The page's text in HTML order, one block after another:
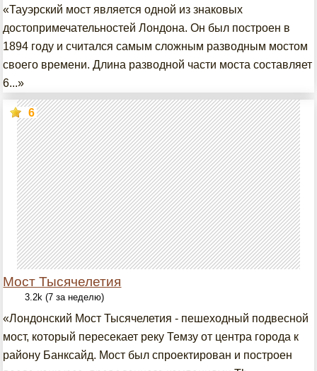
«Тауэрский мост является одной из знаковых
достопримечательностей Лондона. Он был построен в
1894 году и считался самым сложным разводным мостом
своего времени. Длина разводной части моста составляет
6...»
Мост Тысячелетия
6
3.2k (7 за неделю)
«Лондонский Мост Тысячелетия - пешеходный подвесной
мост, который пересекает реку Темзу от центра города к
району Банксайд. Мост был спроектирован и построен